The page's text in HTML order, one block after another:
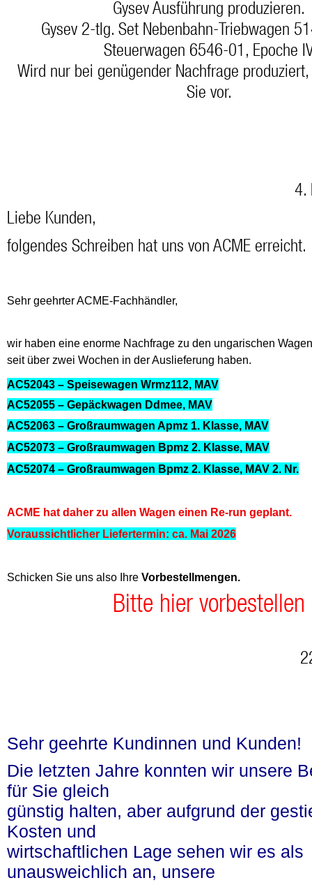
Gysev Ausführung produzieren.
Gysev 2-tlg. Set Nebenbahn-Triebwagen
Steuerwagen 6546-01, Epoche
Wird nur bei genügender Nachfrage
Sie vor.
4.
Liebe Kunden,
folgendes Schreiben hat uns von ACME erreicht.
Sehr geehrter ACME-Fachhändler,
wir haben eine enorme Nachfrage zu den ungarischen
seit über zwei Wochen in der Auslieferung haben.
AC52043 – Speisewagen Wrmz112, MAV
AC52055 – Gepäckwagen Ddmee, MAV
AC52063 – Großraumwagen Apmz 1. Klasse, MAV
AC52073 – Großraumwagen Bpmz 2. Klasse, MAV
AC52074 – Großraumwagen Bpmz 2. Klasse, MAV 2. Nr.
ACME hat daher zu allen Wagen einen Re-run geplant.
Voraussichtlicher Liefertermin: ca. Mai 2026
Schicken Sie uns also Ihre Vorbestellmengen.
Bitte hier vorbestellen
Sehr geehrte Kundinnen und Kunden!
Die letzten Jahre konnten wir unsere
für Sie gleich
günstig halten, aber aufgrund der
Kosten und
wirtschaftlichen Lage sehen wir es als
unausweichlich an, unsere